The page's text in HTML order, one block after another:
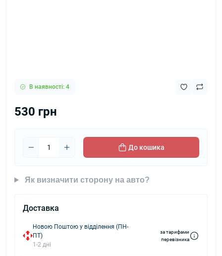
В наявності: 4
530 грн
До кошика
Як визначити сторону на авто?
Доставка
Новою Поштою у відділення (ПН-
ПТ)
1-2 дні
за тарифами
перевізника